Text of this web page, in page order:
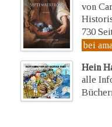
von
730
bei
Hein
alle